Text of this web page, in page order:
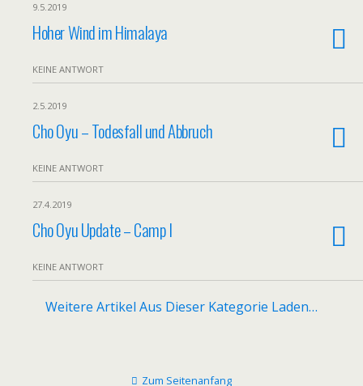
9.5.2019
Hoher Wind im Himalaya
KEINE ANTWORT
2.5.2019
Cho Oyu – Todesfall und Abbruch
KEINE ANTWORT
27.4.2019
Cho Oyu Update – Camp I
KEINE ANTWORT
Weitere Artikel Aus Dieser Kategorie Laden…
Zum Seitenanfang